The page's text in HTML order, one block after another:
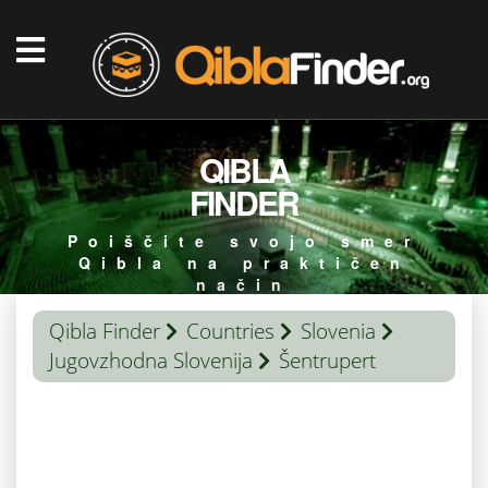
QIBLA
FINDER
Poiščite svojo smer
Qibla na praktičen
način
Qibla Finder Countries
Slovenia
Jugovzhodna Slovenija
Šentrupert